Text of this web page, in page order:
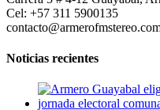
Cel: +57 311 5900135
Noticias recientes